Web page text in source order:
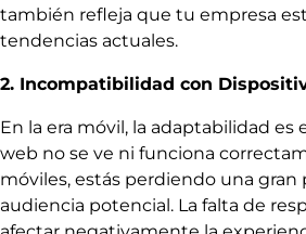
también refleja que tu empresa
tendencias actuales.
2. Incompatibilidad con
En la era móvil, la adaptabilidad es
web no se ve ni funciona
móviles, estás perdiendo una gran
audiencia potencial. La falta de